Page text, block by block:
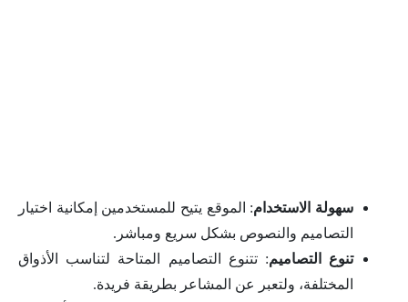
سهولة الاستخدام: الموقع يتيح للمستخدمين إمكانية اختيار
التصاميم والنصوص بشكل سريع ومباشر.
تنوع التصاميم: تتنوع التصاميم المتاحة لتناسب الأذواق
المختلفة، ولتعبر عن المشاعر بطريقة فريدة.